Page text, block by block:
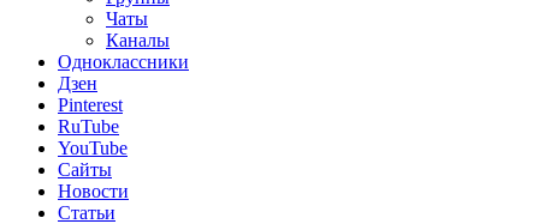
Чаты
Каналы
Одноклассники
Дзен
Pinterest
RuTube
YouTube
Сайты
Новости
Статьи